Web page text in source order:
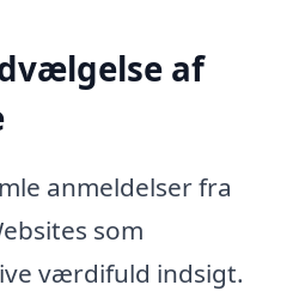
af
anmeldelser fra
som
værdifuld indsigt.